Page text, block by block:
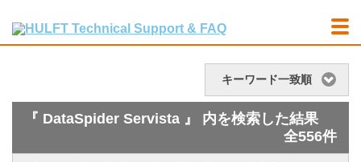
キーワード一致順
『 DataSpider Servista 』 内を検索した結果
全556件